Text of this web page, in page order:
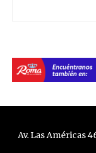
Av. Las Américas